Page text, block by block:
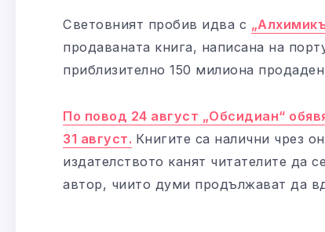
Световният пробив идва с
продаваната книга, написана на
приблизително 150 милиона
По повод 24 август „Обсидиан“
31 август. Книгите са налични чрез
издателството канят читателите да
автор, чиито думи продължават да